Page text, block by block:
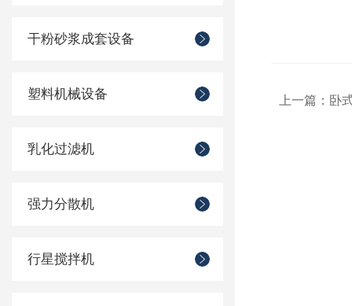
干粉砂浆成套设备
塑料机械设备
乳化过滤机
强力分散机
行星搅拌机
上一篇： 卧